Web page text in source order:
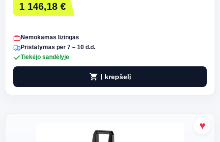
1 146,18 €
Nemokamas lizingas
Pristatymas per 7 – 10 d.d.
Tiekėjo sandėlyje
shopping_cart Į krepšelį